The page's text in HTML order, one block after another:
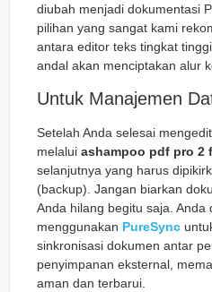
diubah menjadi dokumentasi
pilihan yang sangat kami
antara editor teks tingkat
andal akan menciptakan alur
Untuk Manajemen
Setelah Anda selesai
melalui ashampoo pdf pro 2
selanjutnya yang harus
(backup). Jangan biarkan
Anda hilang begitu saja. Anda
menggunakan PureSync
sinkronisasi dokumen antar
penyimpanan eksternal,
aman dan terbarui.